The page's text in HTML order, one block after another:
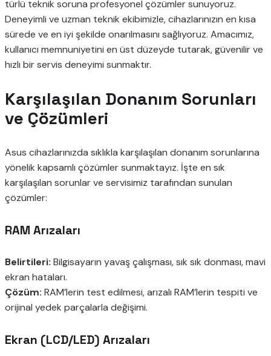
türlü teknik soruna profesyonel çözümler sunuyoruz.
Deneyimli ve uzman teknik ekibimizle, cihazlarınızın en kısa
sürede ve en iyi şekilde onarılmasını sağlıyoruz. Amacımız,
kullanıcı memnuniyetini en üst düzeyde tutarak, güvenilir ve
hızlı bir servis deneyimi sunmaktır.
Karşılaşılan Donanım Sorunları
ve Çözümleri
Asus cihazlarınızda sıklıkla karşılaşılan donanım sorunlarına
yönelik kapsamlı çözümler sunmaktayız. İşte en sık
karşılaşılan sorunlar ve servisimiz tarafından sunulan
çözümler:
RAM Arızaları
Belirtileri: Bilgisayarın yavaş çalışması, sık sık donması, mavi
ekran hataları.
Çözüm: RAM’lerin test edilmesi, arızalı RAM’lerin tespiti ve
orijinal yedek parçalarla değişimi.
Ekran (LCD/LED) Arızaları